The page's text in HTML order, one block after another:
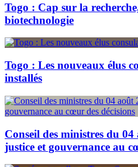
Togo : Cap sur la
biotechnologie
Togo : Les nouveaux élus
installés
Conseil des ministres du
justice et gouvernance au